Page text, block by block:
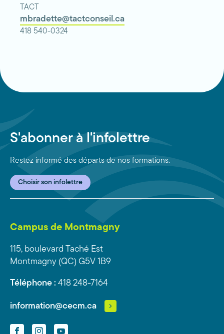
TACT
mbradette@tactconseil.ca
418 540-0324
S'abonner à l'infolettre
Restez informé des départs de nos formations.
Choisir son infolettre
Campus de Montmagny
115, boulevard Taché Est
Montmagny (QC) G5V 1B9
Téléphone : 418 248-7164
information@cecm.ca
FacebookInstagramYouTube